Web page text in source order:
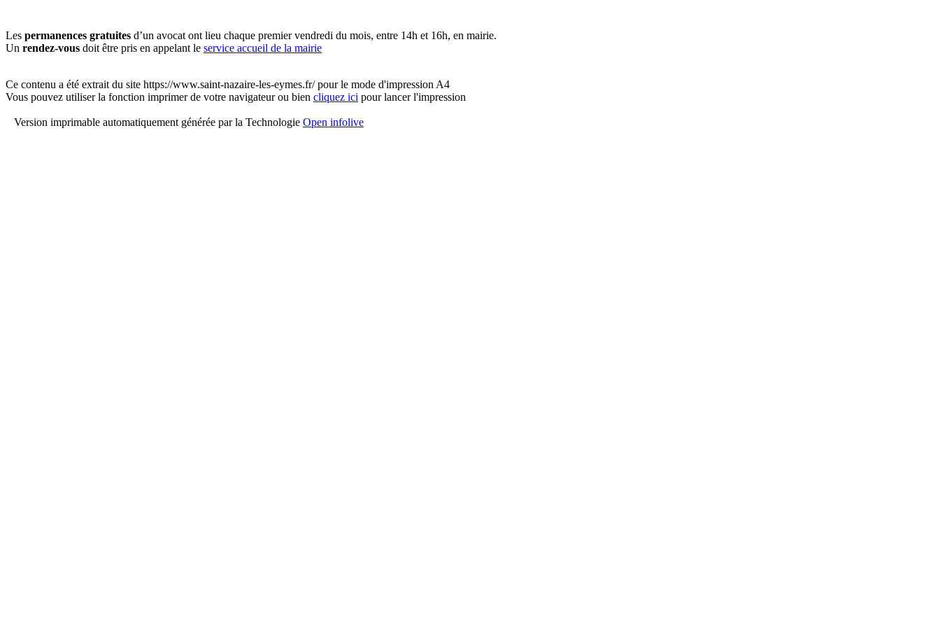
Les permanences gratuites d’un avocat ont lieu chaque premier vendredi du mois, entre 14h et 16h, en mairie.
Un rendez-vous doit être pris en appelant le service accueil de la mairie
Ce contenu a été extrait du site https://www.saint-nazaire-les-eymes.fr/ pour le mode d'impression A4
Vous pouvez utiliser la fonction imprimer de votre navigateur ou bien cliquez ici pour lancer l'impression
Version imprimable automatiquement générée par la Technologie Open infolive